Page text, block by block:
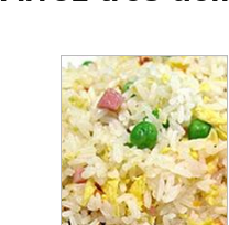
Comparativas